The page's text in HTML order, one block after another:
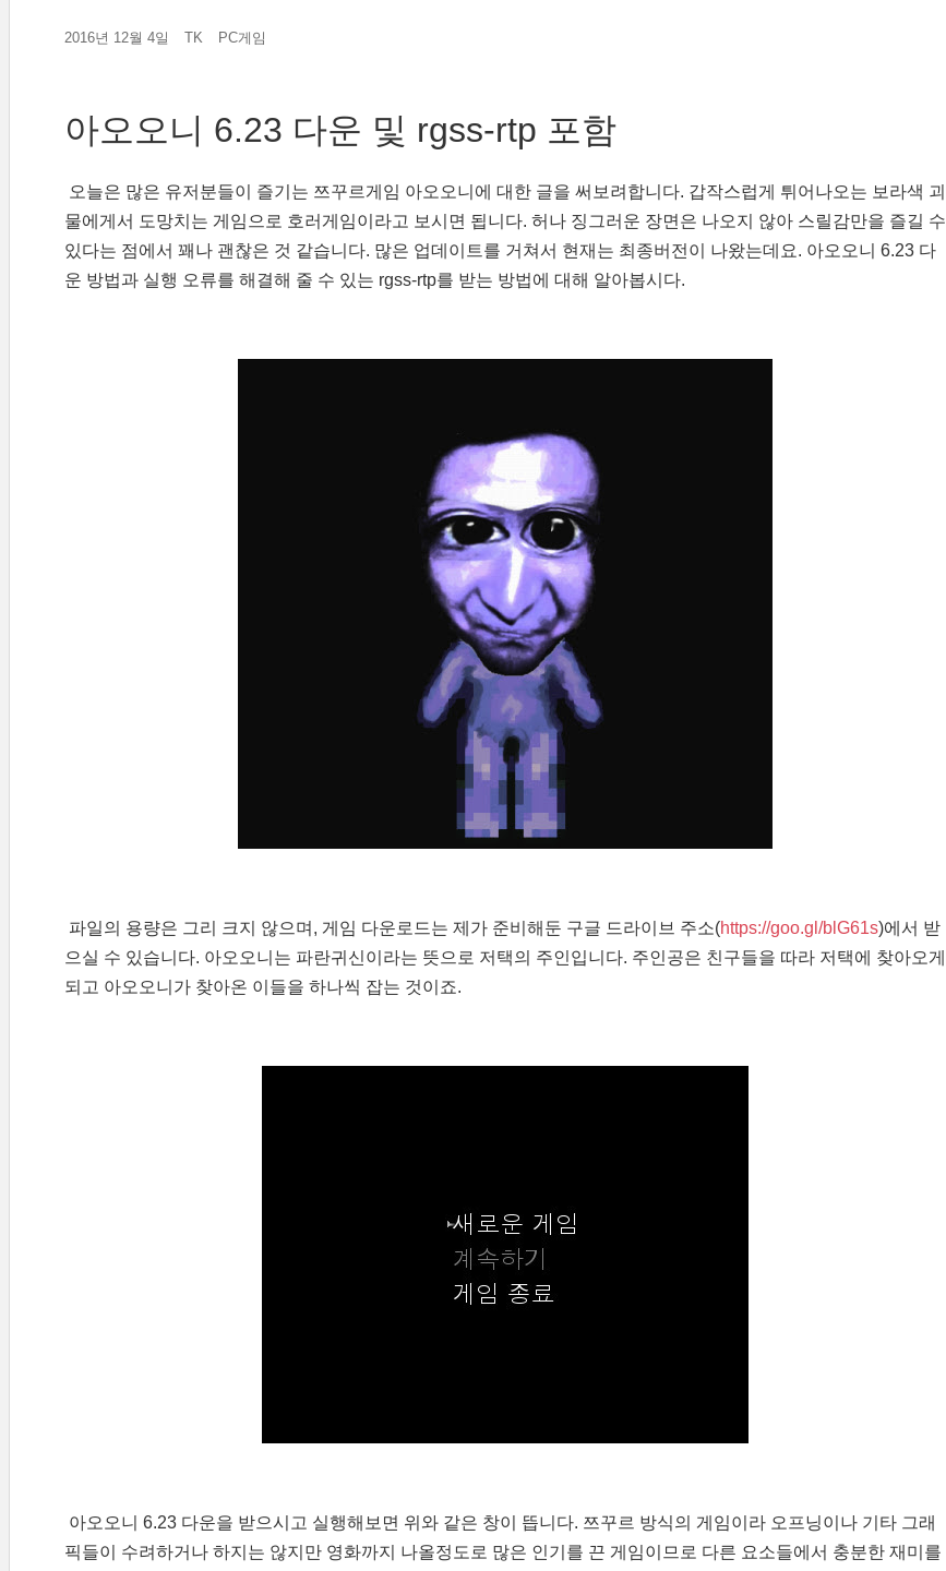
2016년 12월 4일 TK PC게임
아오오니 6.23 다운 및 rgss-rtp 포함
오늘은 많은 유저분들이 즐기는 쯔꾸르게임 아오오니에 대한 글을 써보려합니다. 갑작스럽게 튀어나오는 보라색 괴
물에게서 도망치는 게임으로 호러게임이라고 보시면 됩니다. 허나 징그러운 장면은 나오지 않아 스릴감만을 즐길 수
있다는 점에서 꽤나 괜찮은 것 같습니다. 많은 업데이트를 거쳐서 현재는 최종버전이 나왔는데요. 아오오니 6.23 다
운 방법과 실행 오류를 해결해 줄 수 있는 rgss-rtp를 받는 방법에 대해 알아봅시다.
파일의 용량은 그리 크지 않으며, 게임 다운로드는 제가 준비해둔 구글 드라이브 주소(https://goo.gl/blG61s)에서 받
으실 수 있습니다. 아오오니는 파란귀신이라는 뜻으로 저택의 주인입니다. 주인공은 친구들을 따라 저택에 찾아오게
되고 아오오니가 찾아온 이들을 하나씩 잡는 것이죠.
아오오니 6.23 다운을 받으시고 실행해보면 위와 같은 창이 뜹니다. 쯔꾸르 방식의 게임이라 오프닝이나 기타 그래
픽들이 수려하거나 하지는 않지만 영화까지 나올정도로 많은 인기를 끈 게임이므로 다른 요소들에서 충분한 재미를